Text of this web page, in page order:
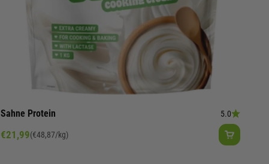
Sahne Protein 5.0
Angebot
€21,99(€48,87/kg)